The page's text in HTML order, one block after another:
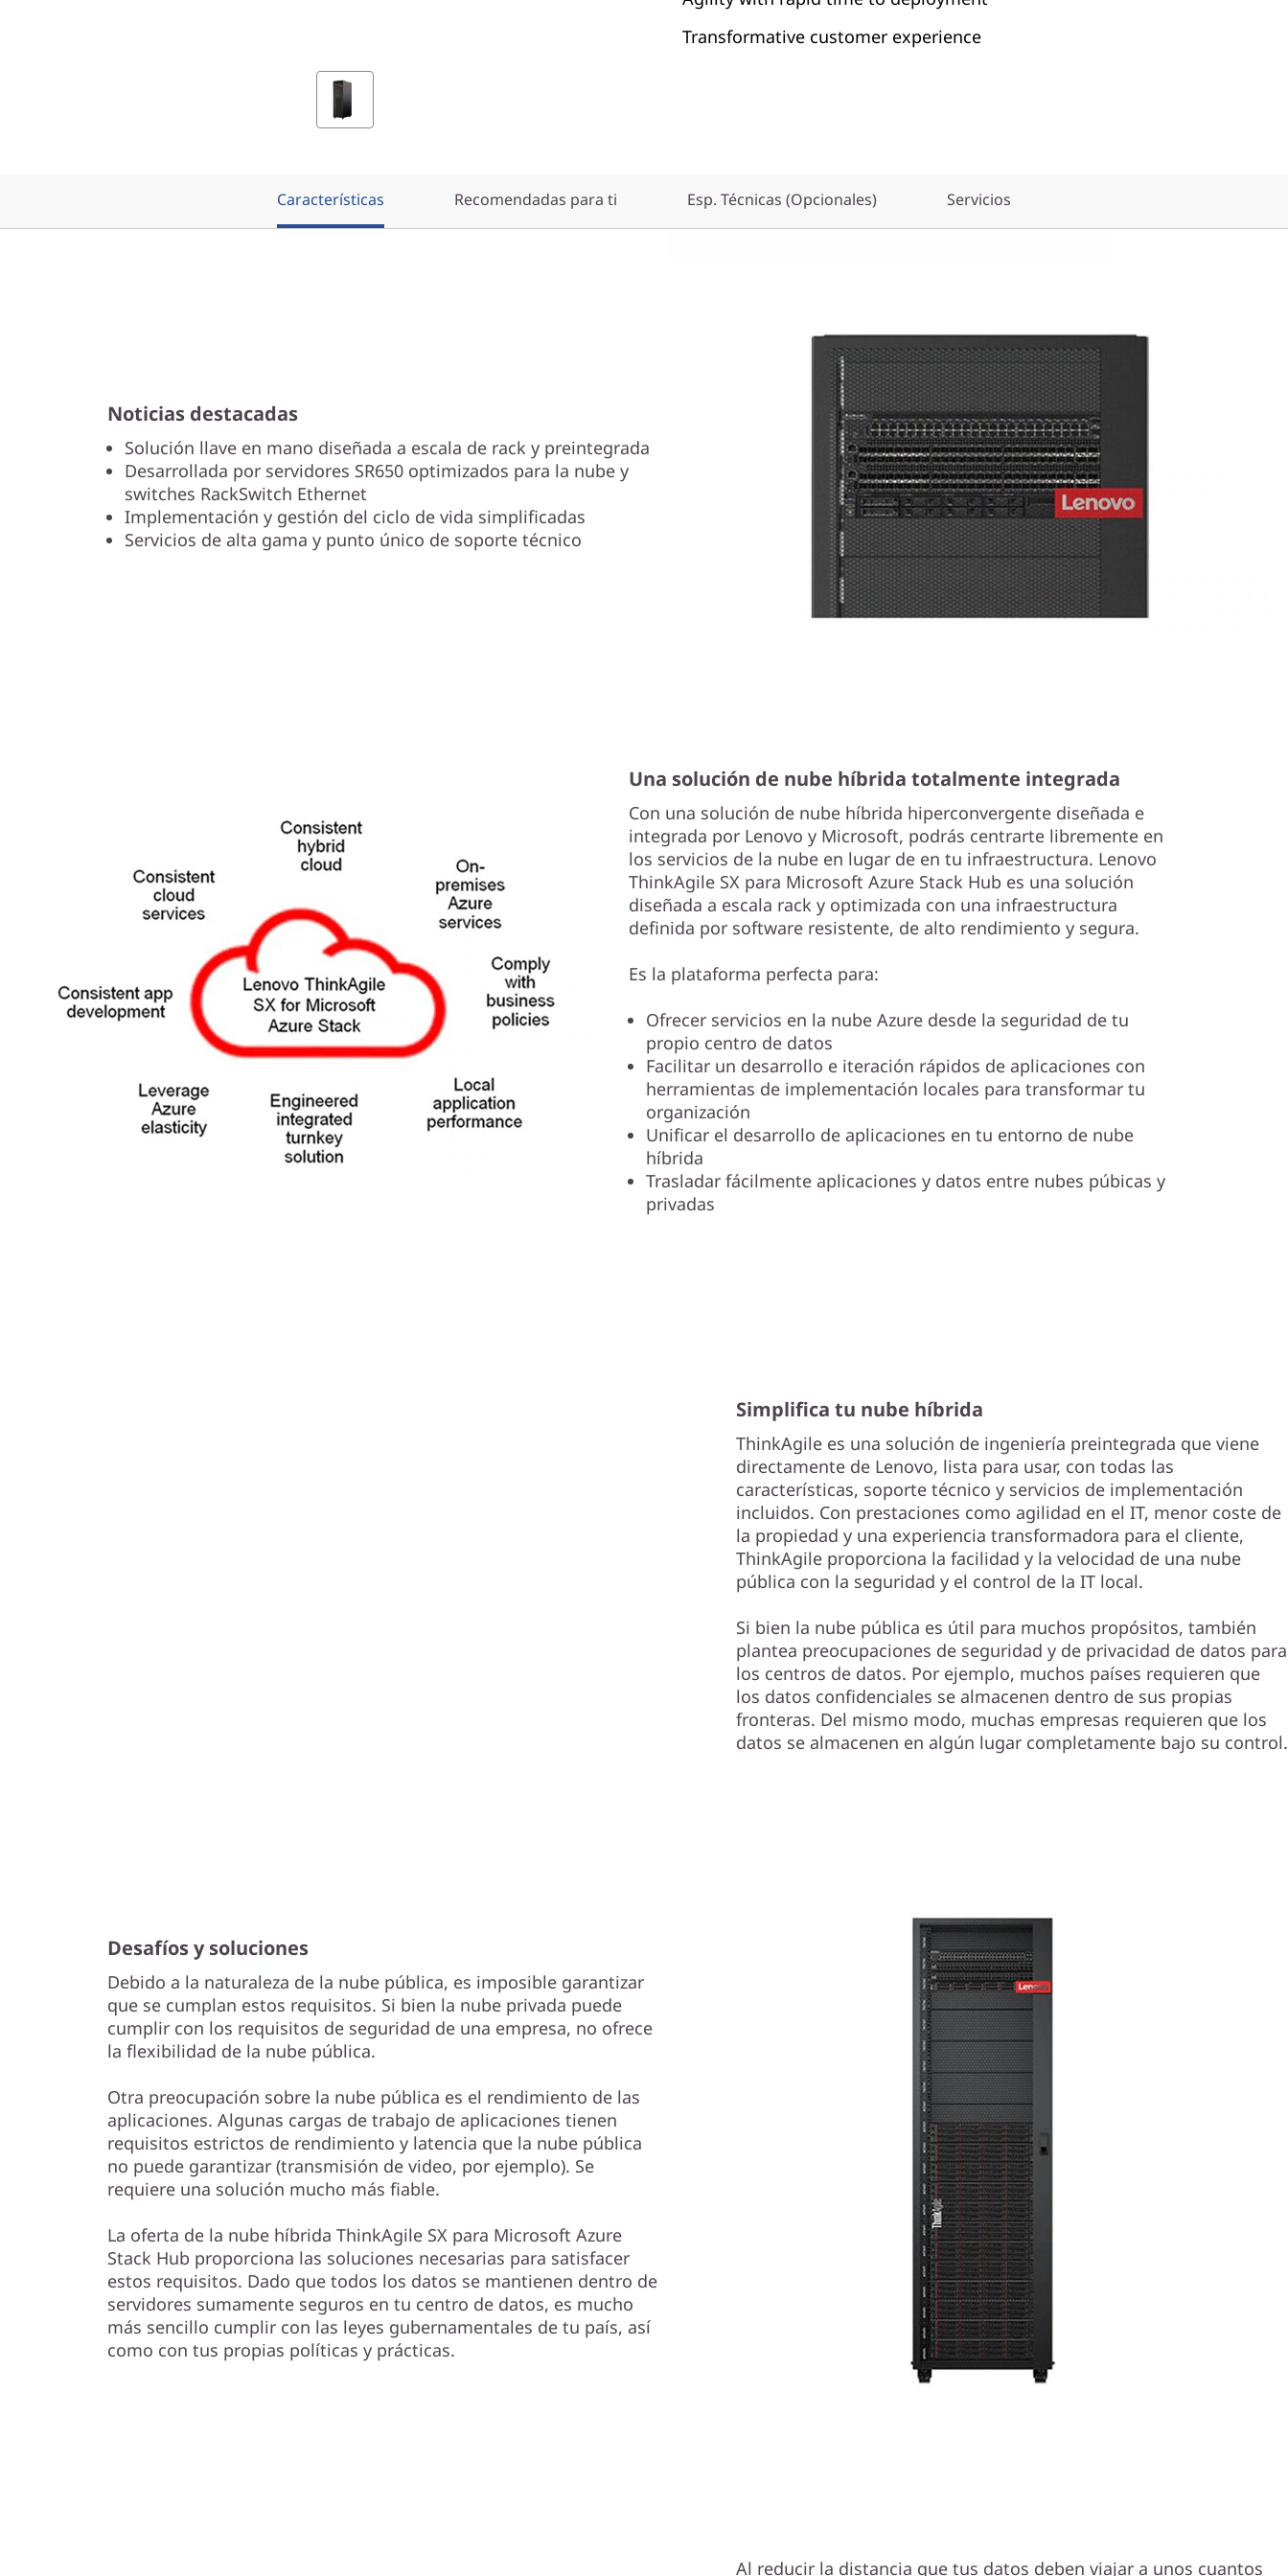
Transformative customer experience
Características Recomendadas para ti Esp. Técnicas (Opcionales) Servicios
Noticias destacadas
Solución llave en mano diseñada a escala de rack y preintegrada
Desarrollada por servidores SR650 optimizados para la nube y
switches RackSwitch Ethernet
Implementación y gestión del ciclo de vida simplificadas
Servicios de alta gama y punto único de soporte técnico
Una solución de nube híbrida totalmente integrada
Con una solución de nube híbrida hiperconvergente diseñada e
integrada por Lenovo y Microsoft, podrás centrarte libremente en
los servicios de la nube en lugar de en tu infraestructura. Lenovo
ThinkAgile SX para Microsoft Azure Stack Hub es una solución
diseñada a escala rack y optimizada con una infraestructura
definida por software resistente, de alto rendimiento y segura.
Es la plataforma perfecta para:
Ofrecer servicios en la nube Azure desde la seguridad de tu
propio centro de datos
Facilitar un desarrollo e iteración rápidos de aplicaciones con
herramientas de implementación locales para transformar tu
organización
Unificar el desarrollo de aplicaciones en tu entorno de nube
híbrida
Trasladar fácilmente aplicaciones y datos entre nubes púbicas y
privadas
Simplifica tu nube híbrida
ThinkAgile es una solución de ingeniería preintegrada que viene
directamente de Lenovo, lista para usar, con todas las
características, soporte técnico y servicios de implementación
incluidos. Con prestaciones como agilidad en el IT, menor coste de
la propiedad y una experiencia transformadora para el cliente,
ThinkAgile proporciona la facilidad y la velocidad de una nube
pública con la seguridad y el control de la IT local.
Si bien la nube pública es útil para muchos propósitos, también
plantea preocupaciones de seguridad y de privacidad de datos para
los centros de datos. Por ejemplo, muchos países requieren que
los datos confidenciales se almacenen dentro de sus propias
fronteras. Del mismo modo, muchas empresas requieren que los
datos se almacenen en algún lugar completamente bajo su control.
Desafíos y soluciones
Debido a la naturaleza de la nube pública, es imposible garantizar
que se cumplan estos requisitos. Si bien la nube privada puede
cumplir con los requisitos de seguridad de una empresa, no ofrece
la flexibilidad de la nube pública.
Otra preocupación sobre la nube pública es el rendimiento de las
aplicaciones. Algunas cargas de trabajo de aplicaciones tienen
requisitos estrictos de rendimiento y latencia que la nube pública
no puede garantizar (transmisión de video, por ejemplo). Se
requiere una solución mucho más fiable.
La oferta de la nube híbrida ThinkAgile SX para Microsoft Azure
Stack Hub proporciona las soluciones necesarias para satisfacer
estos requisitos. Dado que todos los datos se mantienen dentro de
servidores sumamente seguros en tu centro de datos, es mucho
más sencillo cumplir con las leyes gubernamentales de tu país, así
como con tus propias políticas y prácticas.
Al reducir la distancia que tus datos deben viajar a unos cuantos